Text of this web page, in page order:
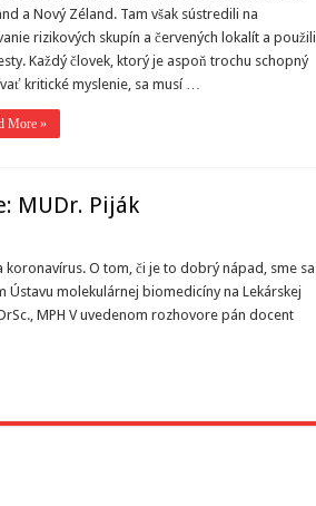
a Nový Zéland. Tam však sústredili na
rizikových skupín a červených lokalít a použili
Každý človek, ktorý je aspoň trochu schopný
kritické myslenie, sa musí …
More »
MUDr. Piják
koronavírus. O tom, či je to dobrý nápad, sme sa
molekulárnej biomedicíny na Lekárskej
MPH V uvedenom rozhovore pán docent